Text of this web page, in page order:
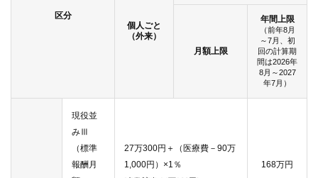
区分
個人ごと
（外来）
月額上限
年間上限
（前年8月
～7月、初
回の計算期
間は2026年
8月～2027
年7月）
現役並
みⅢ
（標準
報酬月
27万300円＋（医療費－90万
1,000円）×1％
168万円